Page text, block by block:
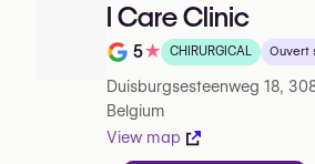
I Care Clinic
Note de 5 sur 5 sur Google
5★ CHIRURGICAL Ouvert
Duisburgsesteenweg 18,
Belgium
View map